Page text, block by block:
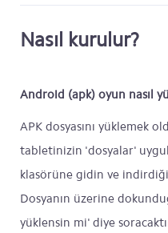
Nasıl kurulur?
Android (apk) oyun nasıl
APK dosyasını yüklemek
tabletinizin 'dosyalar'
klasörüne gidin ve
Dosyanın üzerine
yüklensin mi' diye